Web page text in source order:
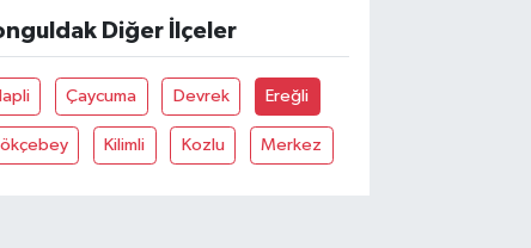
Diğer İlçeler
Çaycuma Devrek Ereğli
Kilimli Kozlu Merkez